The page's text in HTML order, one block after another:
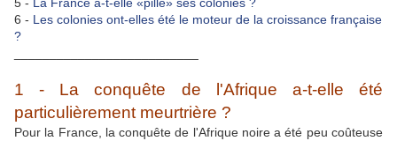
6 - Les colonies ont-elles été le moteur de la croissance française
?
1 - La conquête de l'Afrique a-t-elle été
particulièrement meurtrière ?
Pour la France, la conquête de l'Afrique noire a été peu coûteuse